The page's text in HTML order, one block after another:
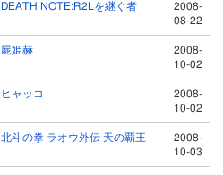
DEATH NOTE:R2Lを継ぐ者
2008-
08-22
屍姫赫
2008-
10-02
ヒャッコ
2008-
10-02
北斗の拳 ラオウ外伝 天の覇王
2008-
10-03